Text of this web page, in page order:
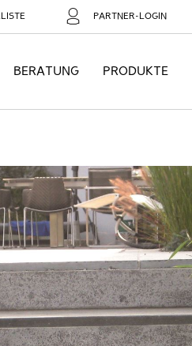
PARTNER-LOGIN
BERATUNG PRODUKTE